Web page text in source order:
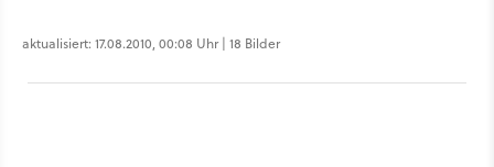
aktualisiert: 17.08.2010, 00:08 Uhr | 18 Bilder